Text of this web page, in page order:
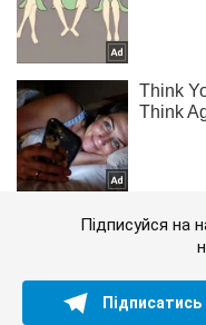
Підписуйся на
Підписатись